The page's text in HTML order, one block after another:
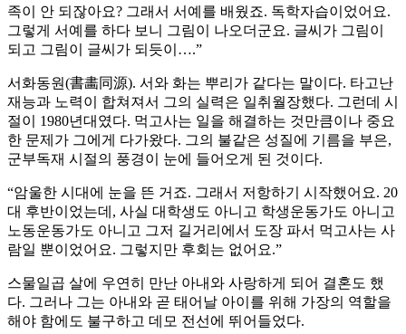
족이 안 되잖아요? 그래서 서예를 배웠죠. 독학자습이었어요.
그렇게 서예를 하다 보니 그림이 나오더군요. 글씨가 그림이
되고 그림이 글씨가 되듯이….”
서화동원(書畵同源). 서와 화는 뿌리가 같다는 말이다. 타고난
재능과 노력이 합쳐져서 그의 실력은 일취월장했다. 그런데 시
절이 1980년대였다. 먹고사는 일을 해결하는 것만큼이나 중요
한 문제가 그에게 다가왔다. 그의 불같은 성질에 기름을 부은,
군부독재 시절의 풍경이 눈에 들어오게 된 것이다.
“암울한 시대에 눈을 뜬 거죠. 그래서 저항하기 시작했어요. 20
대 후반이었는데, 사실 대학생도 아니고 학생운동가도 아니고
노동운동가도 아니고 그저 길거리에서 도장 파서 먹고사는 사
람일 뿐이었어요. 그렇지만 후회는 없어요.”
스물일곱 살에 우연히 만난 아내와 사랑하게 되어 결혼도 했
다. 그러나 그는 아내와 곧 태어날 아이를 위해 가장의 역할을
해야 함에도 불구하고 데모 전선에 뛰어들었다.